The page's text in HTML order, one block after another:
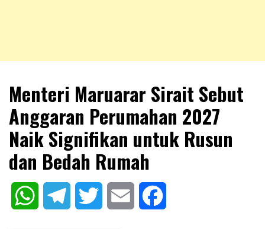
NKRIPOST
Menteri Maruarar Sirait Sebut
Anggaran Perumahan 2027
Naik Signifikan untuk Rusun
dan Bedah Rumah
WhatsAppTelegram Twitter Email